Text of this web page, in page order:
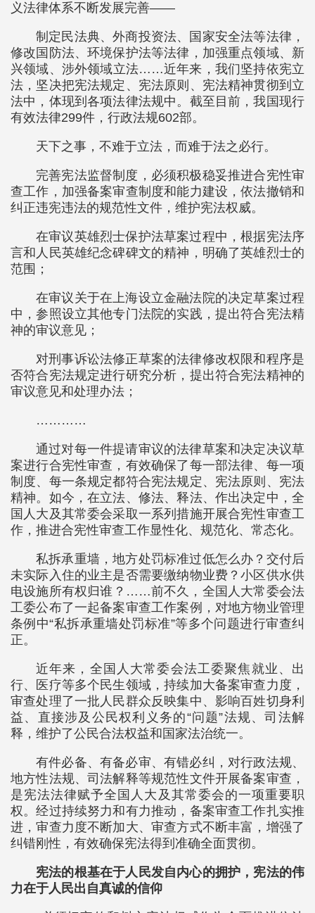
义法律体系不断发展完善——
制定民法典、外商投资法、国家安全法等法律，
修改国防法、环境保护法等法律，加强重点领域、新
兴领域、涉外领域立法……近年来，我们坚持依宪立
法，坚决把宪法规定、宪法原则、宪法精神贯彻到立
法中，体现到各项法律法规中。截至目前，我国现行
有效法律299件，行政法规602部。
天下之事，不难于立法，而难于法之必行。
完善宪法监督制度，必须积极稳妥推进合宪性审
查工作，加强备案审查制度和能力建设，依法撤销和
纠正违宪违法的规范性文件，维护宪法权威。
在审议英雄烈士保护法草案过程中，根据宪法序
言和人民英雄纪念碑碑文的精神，明确了英雄烈士的
范围；
在审议关于在上海设立金融法院的决定草案过程
中，参照设立其他专门法院的实践，提出符合宪法精
神的审议意见；
对刑事诉讼法修正草案的法律修改权限和程序是
否符合宪法规定进行研究分析，提出符合宪法精神的
审议意见和处理办法；
…………
通过对每一件提请审议的法律草案和决定决议草
案进行合宪性审查，有效确保了每一部法律、每一项
制度、每一条规定都符合宪法规定、宪法原则、宪法
精神。如今，在立法、修法、释法、作出决定中，全
国人大及其常委会采取一系列措施开展合宪性审查工
作，推进合宪性审查工作显性化、规范化、常态化。
私拆承重墙，地方处罚标准过低怎么办？交付后
未实际入住的业主是否需要缴纳物业费？小区供水供
电设施所有权归谁？……前不久，全国人大常委会法
工委公布了一起备案审查工作案例，对地方物业管理
条例中“私拆承重墙处罚标准”等多个问题进行审查纠
正。
近年来，全国人大常委会法工委聚焦就业、出
行、医疗等多个民生领域，持续加大备案审查力度，
审查处理了一批人民群众反映集中、影响百姓切身利
益、直接涉及公民权利义务的“问题”法规、司法解
释，维护了公民合法权益和国家法治统一。
有件必备、有备必审、有错必纠，对行政法规、
地方性法规、司法解释等规范性文件开展备案审查，
是宪法法律赋予全国人大及其常委会的一项重要职
权。经过持续努力和有力推动，备案审查工作扎实推
进，审查力度不断加大、审查方式不断丰富，增强了
纠错刚性，有效确保宪法得到准确全面贯彻。
宪法的根基在于人民发自内心的拥护，宪法的伟
力在于人民出自真诚的信仰